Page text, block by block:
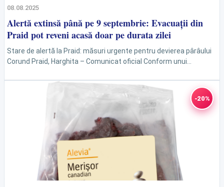
08.08.2025
Alertă extinsă până pe 9 septembrie: Evacuaţii din
Praid pot reveni acasă doar pe durata zilei
Stare de alertă la Praid: măsuri urgente pentru devierea pârâului
Corund Praid, Harghita – Comunicat oficial Conform unui
-20%